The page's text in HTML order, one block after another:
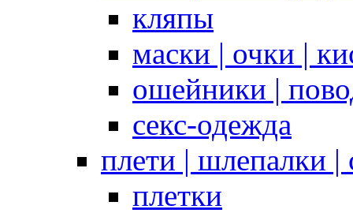
кляпы
маски | очки |
ошейники |
секс-одежда
плети | шлепалки |
плетки